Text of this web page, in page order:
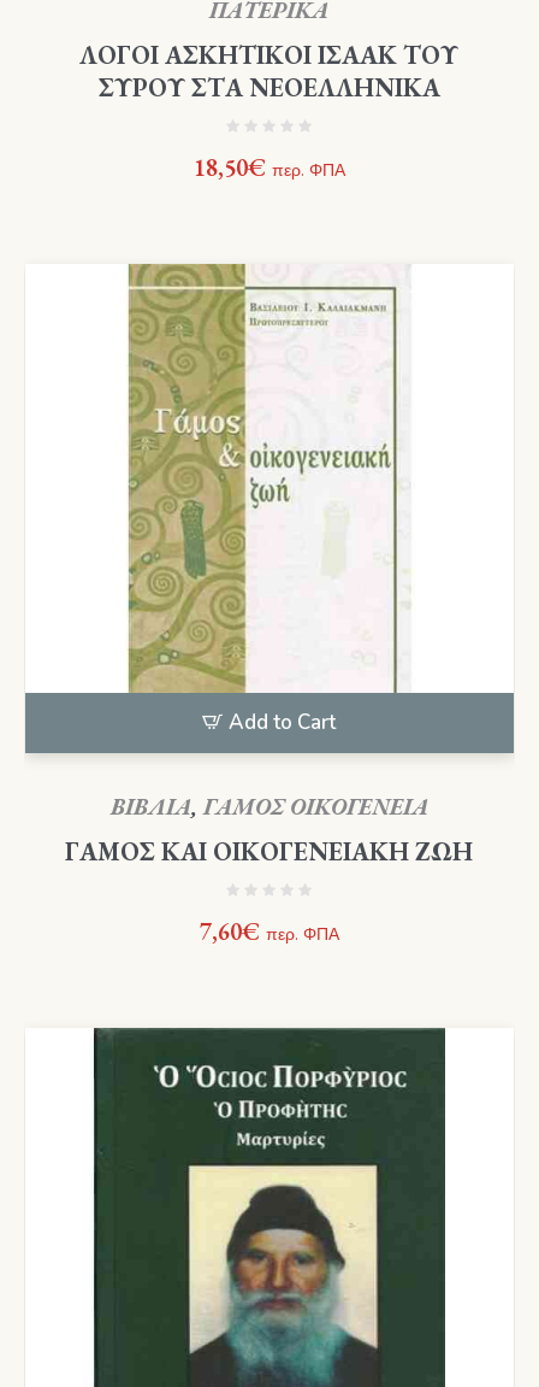
ΠΑΤΕΡΙΚΑ
ΛΟΓΟΙ ΑΣΚΗΤΙΚΟΙ ΙΣΑΑΚ ΤΟΥ
ΣΥΡΟΥ ΣΤΑ ΝΕΟΕΛΛΗΝΙΚΑ
18,50€ περ. ΦΠΑ
Add to Cart
ΒΙΒΛΙΑ,ΓΑΜΟΣ ΟΙΚΟΓΕΝΕΙΑ
ΓΑΜΟΣ ΚΑΙ ΟΙΚΟΓΕΝΕΙΑΚΗ ΖΩΗ
7,60€ περ. ΦΠΑ